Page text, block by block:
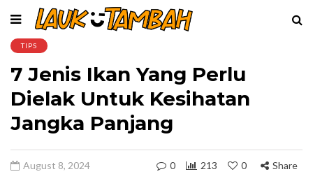
TIPS
7 Jenis Ikan Yang Perlu
Dielak Untuk Kesihatan
Jangka Panjang
August 8, 2024 0 213 0 Share